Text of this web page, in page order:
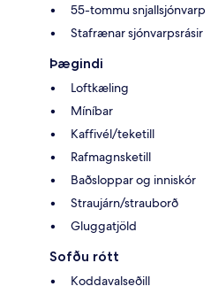
55-tommu snjallsjónvarp
Stafrænar sjónvarpsrásir
Þægindi
Loftkæling
Míníbar
Kaffivél/teketill
Rafmagnsketill
Baðsloppar og inniskór
Straujárn/strauborð
Gluggatjöld
Sofðu rótt
Koddavalseðill